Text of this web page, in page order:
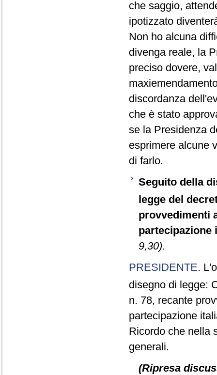
che saggio,
ipotizzato
Non ho alcuna
divenga reale, la
preciso dovere,
discordanza
che è stato
se la Presidenza
esprimere alcune
di farlo.
Seguito della
legge del
provvedimenti
partecipazione
9,30).
PRESIDENTE.
disegno di legge:
n. 78, recante
partecipazione
Ricordo che nella
generali.
(Ripresa